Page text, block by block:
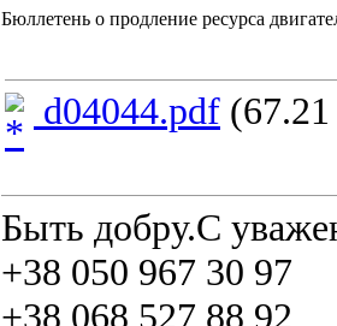
Бюллетень о продление ресурса
d04044.pdf
Быть добру.С
+38 050 967 30 97
+38 068 527 88 92